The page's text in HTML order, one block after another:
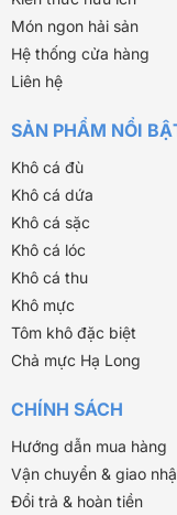
Món ngon hải sản
Hệ thống cửa hàng
Liên hệ
SẢN PHẨM NỔI
Khô cá đù
Khô cá dứa
Khô cá sặc
Khô cá lóc
Khô cá thu
Khô mực
Tôm khô đặc biệt
Chả mực Hạ Long
CHÍNH SÁCH
Hướng dẫn mua hàng
Vận chuyển & giao
Đổi trả & hoàn tiền